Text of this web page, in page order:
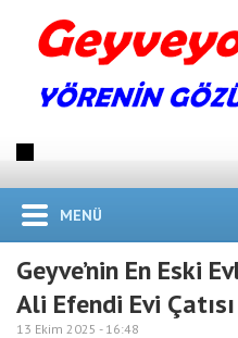
MENÜ
Geyve’nin En Eski
Ali Efendi Evi
13 Ekim 2025 - 16:48